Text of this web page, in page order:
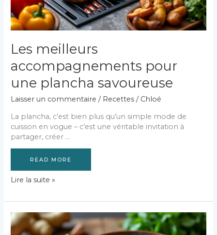
tester
Les meilleurs
accompagnements pour
une plancha savoureuse
Laisser un commentaire / Recettes / Chloé
La plancha, c’est bien plus qu’un simple mode de
cuisson en vogue – c’est une véritable invitation à
partager, créer …
READ MORE
Les
accompagnements
une
plancha
Lire la suite »